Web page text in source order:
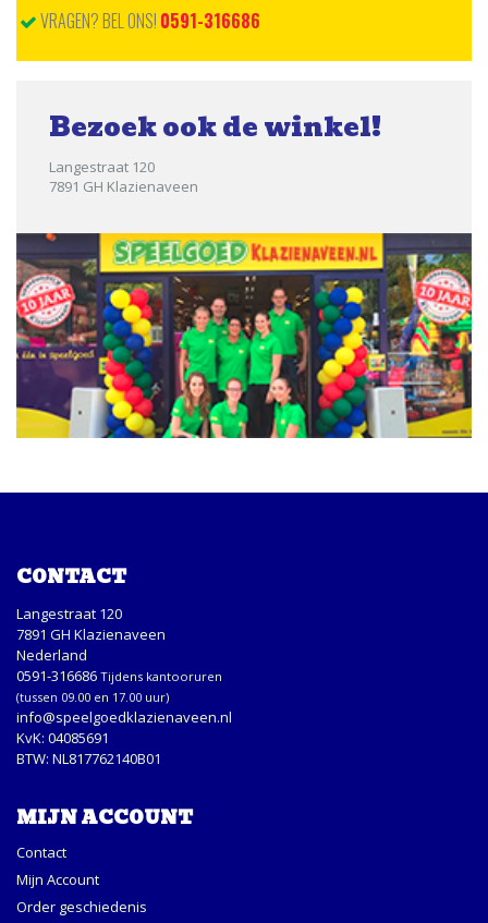
VRAGEN? BEL ONS! 0591-316686
Bezoek ook de winkel!
Langestraat 120
7891 GH Klazienaveen
CONTACT
Langestraat 120
7891 GH Klazienaveen
Nederland
0591-316686 Tijdens kantooruren
(tussen 09.00 en 17.00 uur)
info@speelgoedklazienaveen.nl
KvK: 04085691
BTW: NL817762140B01
MIJN ACCOUNT
Contact
Mijn Account
Order geschiedenis